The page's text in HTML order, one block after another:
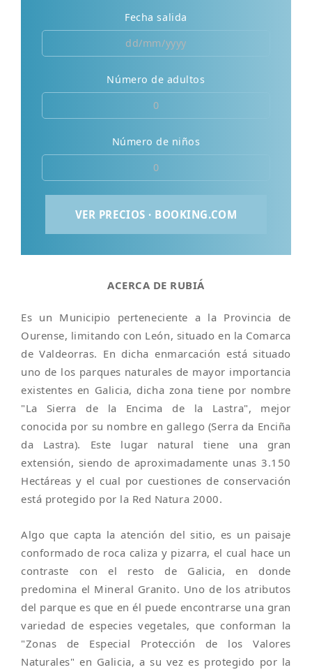
Fecha salida
Número de adultos
Número de niños
ACERCA DE RUBIÁ
Es un Municipio perteneciente a la Provincia de
Ourense, limitando con León, situado en la Comarca
de Valdeorras. En dicha enmarcación está situado
uno de los parques naturales de mayor importancia
existentes en Galicia, dicha zona tiene por nombre
"La Sierra de la Encima de la Lastra", mejor
conocida por su nombre en gallego (Serra da Enciña
da Lastra). Este lugar natural tiene una gran
extensión, siendo de aproximadamente unas 3.150
Hectáreas y el cual por cuestiones de conservación
está protegido por la Red Natura 2000.
Algo que capta la atención del sitio, es un paisaje
conformado de roca caliza y pizarra, el cual hace un
contraste con el resto de Galicia, en donde
predomina el Mineral Granito. Uno de los atributos
del parque es que en él puede encontrarse una gran
variedad de especies vegetales, que conforman la
"Zonas de Especial Protección de los Valores
Naturales" en Galicia, a su vez es protegido por la